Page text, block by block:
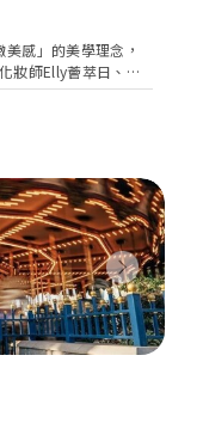
感」的美學理念，
妝師Elly薈萃日、
的原生五官與氣質，
具象化事前造型規
一造型
妝！化妝師會與新娘
現場燈光呈現，全方
髮型結構及飾品搭配
都有絕對的清晰度與
Stylist）的角度，
議，呈現和諧的視覺
型調整，以及台灣的
一風格：
Next